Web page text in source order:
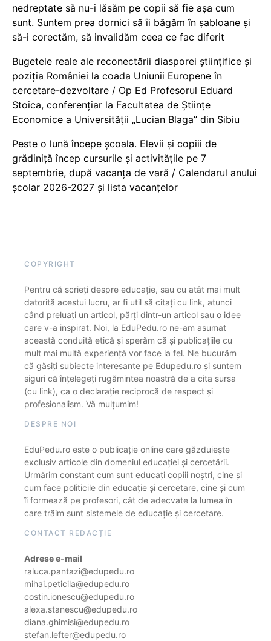
nedreptate să nu-i lăsăm pe copii să fie așa cum
sunt. Suntem prea dornici să îi băgăm în șabloane și
să-i corectăm, să invalidăm ceea ce fac diferit
Bugetele reale ale reconectării diasporei științifice și
poziția României la coada Uniunii Europene în
cercetare-dezvoltare / Op Ed Profesorul Eduard
Stoica, conferențiar la Facultatea de Științe
Economice a Universității „Lucian Blaga” din Sibiu
Peste o lună începe școala. Elevii și copiii de
grădiniță încep cursurile și activitățile pe 7
septembrie, după vacanța de vară / Calendarul anului
școlar 2026-2027 și lista vacanțelor
COPYRIGHT
Pentru că scrieți despre educație, sau cu atât mai mult
datorită acestui lucru, ar fi util să citați cu link, atunci
când preluați un articol, părți dintr-un articol sau o idee
care v-a inspirat. Noi, la EduPedu.ro ne-am asumat
această conduită etică și sperăm că și publicațiile cu
mult mai multă experiență vor face la fel. Ne bucurăm
că găsiți subiecte interesante pe Edupedu.ro și suntem
siguri că înțelegeți rugămintea noastră de a cita sursa
(cu link), ca o declarație reciprocă de respect și
profesionalism. Vă mulțumim!
DESPRE NOI
EduPedu.ro este o publicație online care găzduiește
exclusiv articole din domeniul educației și cercetării.
Urmărim constant cum sunt educați copiii noștri, cine și
cum face politicile din educație și cercetare, cine și cum
îi formează pe profesori, cât de adecvate la lumea în
care trăim sunt sistemele de educație și cercetare.
CONTACT REDACȚIE
Adrese e-mail
raluca.pantazi@edupedu.ro
mihai.peticila@edupedu.ro
costin.ionescu@edupedu.ro
alexa.stanescu@edupedu.ro
diana.ghimisi@edupedu.ro
stefan.lefter@edupedu.ro